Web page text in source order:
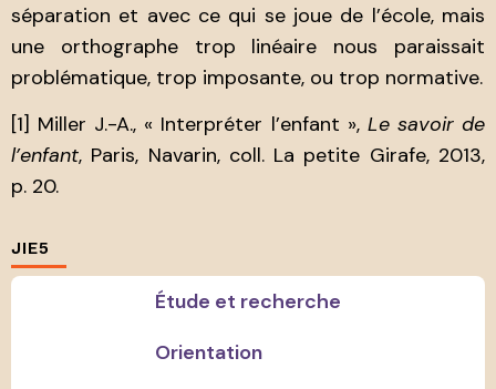
séparation et avec ce qui se joue de l’école, mais
une orthographe trop linéaire nous paraissait
problématique, trop imposante, ou trop normative.
[1] Miller J.-A., « Interpréter l’enfant », Le savoir de
l’enfant, Paris, Navarin, coll. La petite Girafe, 2013,
p. 20.
JIE5
Étude et recherche
Orientation